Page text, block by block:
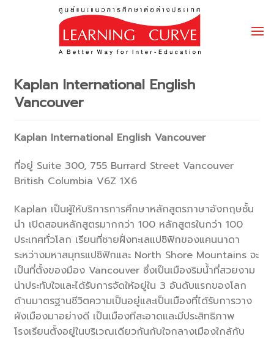
Kaplan International English
Vancouver
Kaplan International English Vancouver
ที่อยู่ Suite 300, 755 Burrard Street Vancouver
British Columbia V6Z 1X6
Kaplan เป็นผู้ให้บริการการศึกษาหลักสูตรภาษาอังกฤษชั้น
นำ เปิดสอนหลักสูตรมากกว่า 100 หลักสูตรในกว่า 100
ประเทศทั่วโลก เรียนที่ชายฝั่งทะเลแปซิฟิกของแคนนาดา
ระหว่างมหาสมุทรแปซิฟิกและ North Shore Mountains จะ
เป็นที่ตั้งของมือง Vancouver ซึ่งเป็นเมืองริมน้ำที่สวยงาม
น่าประทับใจและได้รับการจัดให้อยู่ใน 3 อันดับแรกของโลก
ด้านมาตรฐานชีวิตความเป็นอยู่และเป็นเมืองที่ได้รับการวาง
ผังเมืองมาอย่างดี เป็นเมืองทีสะอาดและมีประสิทธิภาพ
โรงเรียนตั้งอยู่ในบริเวณเดียวกันกับใจกลางเมืองใกล้กับ